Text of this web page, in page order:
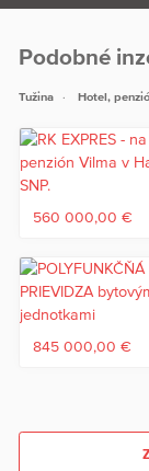
Podobné
Tužina Hotel,
560 000,00 €
845 000,00 €